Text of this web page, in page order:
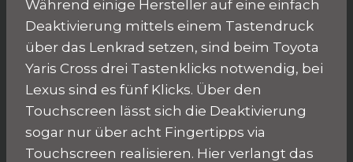
Während einige Hersteller auf eine einfach
Deaktivierung mittels einem Tastendruck
über das Lenkrad setzen, sind beim Toyota
Yaris Cross drei Tastenklicks notwendig, bei
Lexus sind es fünf Klicks. Über den
Touchscreen lässt sich die Deaktivierung
sogar nur über acht Fingertipps via
Touchscreen realisieren. Hier verlangt das